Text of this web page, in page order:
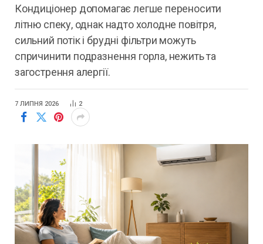
Кондиціонер допомагає легше переносити
літню спеку, однак надто холодне повітря,
сильний потік і брудні фільтри можуть
спричинити подразнення горла, нежить та
загострення алергії.
7 ЛИПНЯ 2026 2